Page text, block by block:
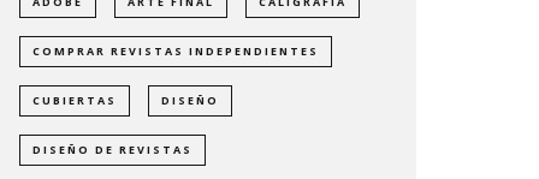
COMPRAR REVISTAS INDEPENDIENTES
CUBIERTAS DISEÑO
DISEÑO DE REVISTAS